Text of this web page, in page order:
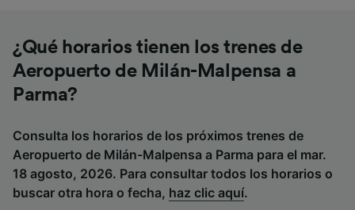
¿Qué horarios tienen los trenes de
Aeropuerto de Milán-Malpensa a
Parma?
Consulta los horarios de los próximos trenes de
Aeropuerto de Milán-Malpensa a Parma para el mar.
18 agosto, 2026. Para consultar todos los horarios o
buscar otra hora o fecha, haz clic aquí.